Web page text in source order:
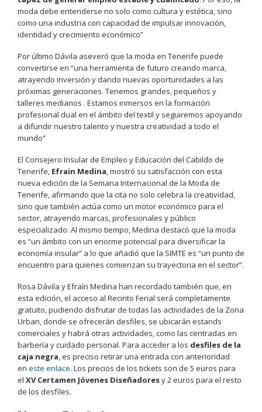
moda debe entenderse no solo como cultura y estética, sino
como una industria con capacidad de impulsar innovación,
identidad y crecimiento económico”
Por último Dávila aseveró que la moda en Tenerife puede
convertirse en “una herramienta de futuro creando marca,
atrayendo inversión y dando nuevas oportunidades a las
próximas generaciones. Tenemos grandes, pequeños y
talleres medianos . Estamos inmersos en la formación
profesional dual en el ámbito del textil y seguiremos apoyando
a difundir nuestro talento y nuestra creatividad a todo el
mundo”
El Consejero Insular de Empleo y Educación del Cabildo de
Tenerife, Efrain Medina, mostró su satisfacción con esta
nueva edición de la Semana Internacional de la Moda de
Tenerife, afirmando que la cita no solo celebra la creatividad,
sino que también actúa como un motor económico para el
sector, atrayendo marcas, profesionales y público
especializado. Al mismo tiempo, Medina destacó que la moda
es “un ámbito con un enorme potencial para diversificar la
economía insular” a lo que añadió que la SIMTE es “un punto de
encuentro para quienes comienzan su trayectoria en el sector”.
Rosa Dávila y Efraín Medina han recordado también que, en
esta edición, el acceso al Recinto Ferial será completamente
gratuito, pudiendo disfrutar de todas las actividades de la Zona
Urban, donde se ofrecerán desfiles, se ubicarán estands
comerciales y habrá otras actividades, como las centradas en
barbería y cuidado personal. Para acceder a los desfiles de la
caja negra, es preciso retirar una entrada con anterioridad
en este enlace. Los precios de los tickets son de 5 euros para
el XV Certamen Jóvenes Diseñadoresy 2 euros para el resto
de los desfiles.